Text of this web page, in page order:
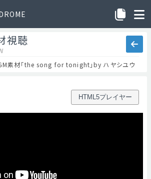
視聴
素材「the song for tonight」by ハヤシユウ
HTML5プレイヤー